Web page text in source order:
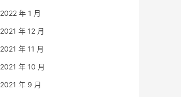
2022 年 1 月
2021 年 12 月
2021 年 11 月
2021 年 10 月
2021 年 9 月